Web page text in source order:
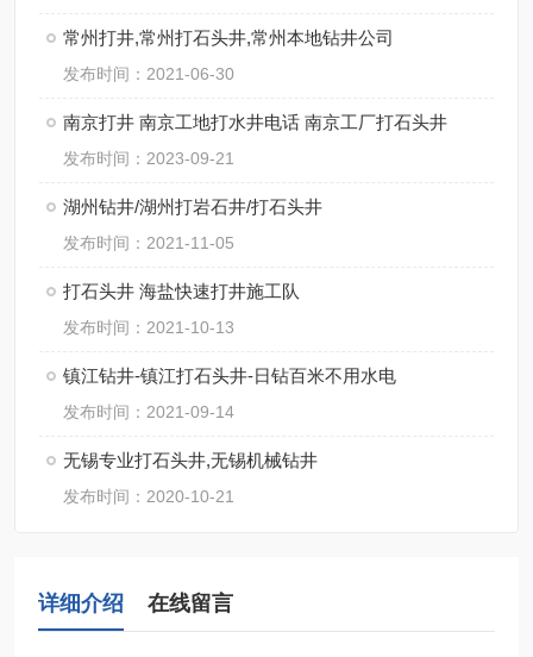
常州打井,常州打石头井,常州本地钻井公司
发布时间：2021-06-30
南京打井 南京工地打水井电话 南京工厂打石头井
发布时间：2023-09-21
湖州钻井/湖州打岩石井/打石头井
发布时间：2021-11-05
打石头井 海盐快速打井施工队
发布时间：2021-10-13
镇江钻井-镇江打石头井-日钻百米不用水电
发布时间：2021-09-14
无锡专业打石头井,无锡机械钻井
发布时间：2020-10-21
详细介绍 在线留言